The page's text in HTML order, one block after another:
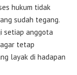
hukum tidak
sudah tegang.
setiap anggota
tetap
layak di hadapan